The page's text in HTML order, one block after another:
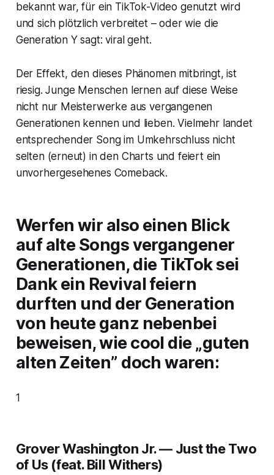
bekannt war, für ein TikTok-Video genutzt wird
und sich plötzlich verbreitet – oder wie die
Generation Y sagt: viral geht.
Der Effekt, den dieses Phänomen mitbringt, ist
riesig. Junge Menschen lernen auf diese Weise
nicht nur Meisterwerke aus vergangenen
Generationen kennen und lieben. Vielmehr landet
entsprechender Song im Umkehrschluss nicht
selten (erneut) in den Charts und feiert ein
unvorhergesehenes Comeback.
Werfen wir also einen Blick
auf alte Songs vergangener
Generationen, die TikTok sei
Dank ein Revival feiern
durften und der Generation
von heute ganz nebenbei
beweisen, wie cool die „guten
alten Zeiten” doch waren:
1
Grover Washington Jr. — Just the Two
of Us (feat. Bill Withers)